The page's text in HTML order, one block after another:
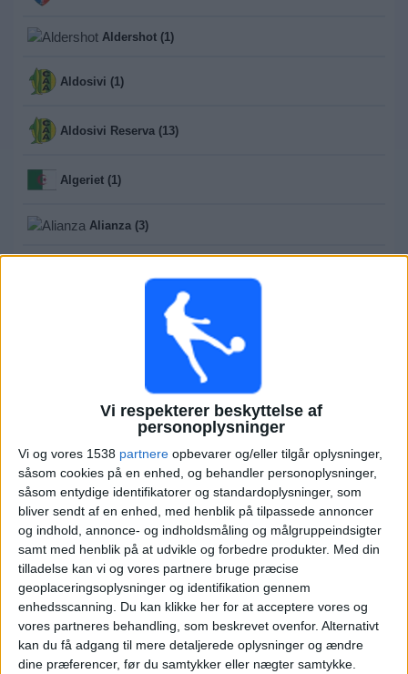
Vi respekterer beskyttelse af
personoplysninger
Vi og vores 1538 partnere opbevarer og/eller tilgår oplysninger,
såsom cookies på en enhed, og behandler personoplysninger,
såsom entydige identifikatorer og standardoplysninger, som
bliver sendt af en enhed, med henblik på tilpassede annoncer
og indhold, annonce- og indholdsmåling og målgruppeindsigter
samt med henblik på at udvikle og forbedre produkter. Med din
tilladelse kan vi og vores partnere bruge præcise
geoplaceringsoplysninger og identifikation gennem
enhedsscanning. Du kan klikke her for at acceptere vores og
vores partneres behandling, som beskrevet ovenfor. Alternativt
kan du få adgang til mere detaljerede oplysninger og ændre
dine præferencer, før du samtykker eller nægter samtykke.
Aldershot (1)
Aldosivi (1)
Aldosivi Reserva (13)
Algeriet (1)
Alianza (3)
All Boys (13)
Almirante Brown (13)
Altglienicke (1)
Altrincham (1)
América (3)
Amstetten (2)